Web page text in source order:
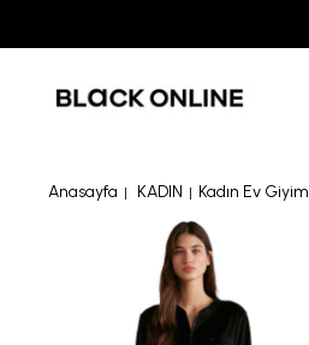
Anasayfa KADIN Kadın Ev Giyim